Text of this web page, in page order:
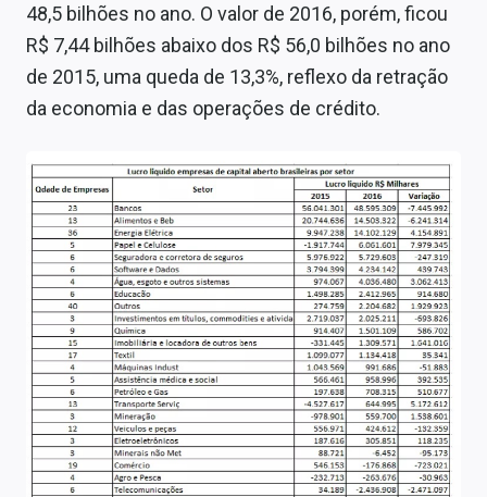
48,5 bilhões no ano. O valor de 2016, porém, ficou
R$ 7,44 bilhões abaixo dos R$ 56,0 bilhões no ano
de 2015, uma queda de 13,3%, reflexo da retração
da economia e das operações de crédito.